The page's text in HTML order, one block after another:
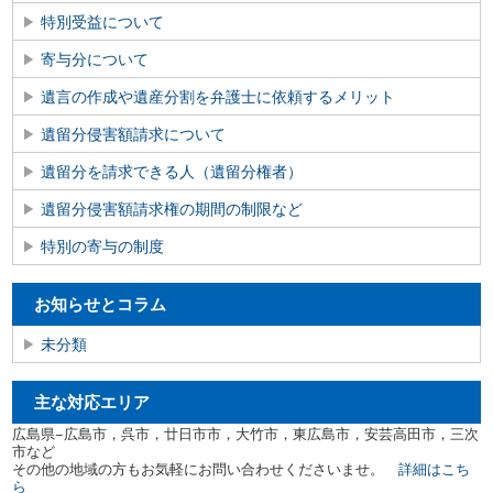
特別受益について
寄与分について
遺言の作成や遺産分割を弁護士に依頼するメリット
遺留分侵害額請求について
遺留分を請求できる人（遺留分権者）
遺留分侵害額請求権の期間の制限など
特別の寄与の制度
お知らせとコラム
未分類
主な対応エリア
広島県−広島市，呉市，廿日市市，大竹市，東広島市，安芸高田市，三次
市など
その他の地域の方もお気軽にお問い合わせくださいませ。詳細はこち
ら